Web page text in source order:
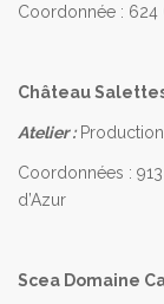
Coordonnée : 624
Château
Atelier :
Coordonnées :
d’Azur
Scea Domaine